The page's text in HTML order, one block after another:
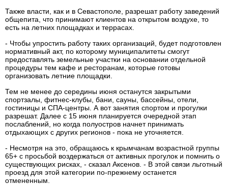
Также власти, как и в Севастополе, разрешат работу заведений
общепита, что принимают клиентов на открытом воздухе, то
есть на летних площадках и террасах.
- Чтобы упростить работу таких организаций, будет подготовлен
нормативный акт, по которому муниципалитеты смогут
предоставлять земельные участки на основании отдельной
процедуры тем кафе и ресторанам, которые готовы
организовать летние площадки.
Тем не менее до середины июня останутся закрытыми
спортзалы, фитнес-клубы, бани, сауны, бассейны, отели,
гостиницы и СПА-центры. А вот занятия спортом и прогулки
разрешат. Далее с 15 июня планируется очередной этап
послаблений, но когда полуостров начнет принимать
отдыхающих с других регионов - пока не уточняется.
- Несмотря на это, обращаюсь к крымчанам возрастной группы
65+ с просьбой воздержаться от активных прогулок и помнить о
существующих рисках, - сказал Аксенов. - В этой связи льготный
проезд для этой категории по-прежнему останется
отмененным.